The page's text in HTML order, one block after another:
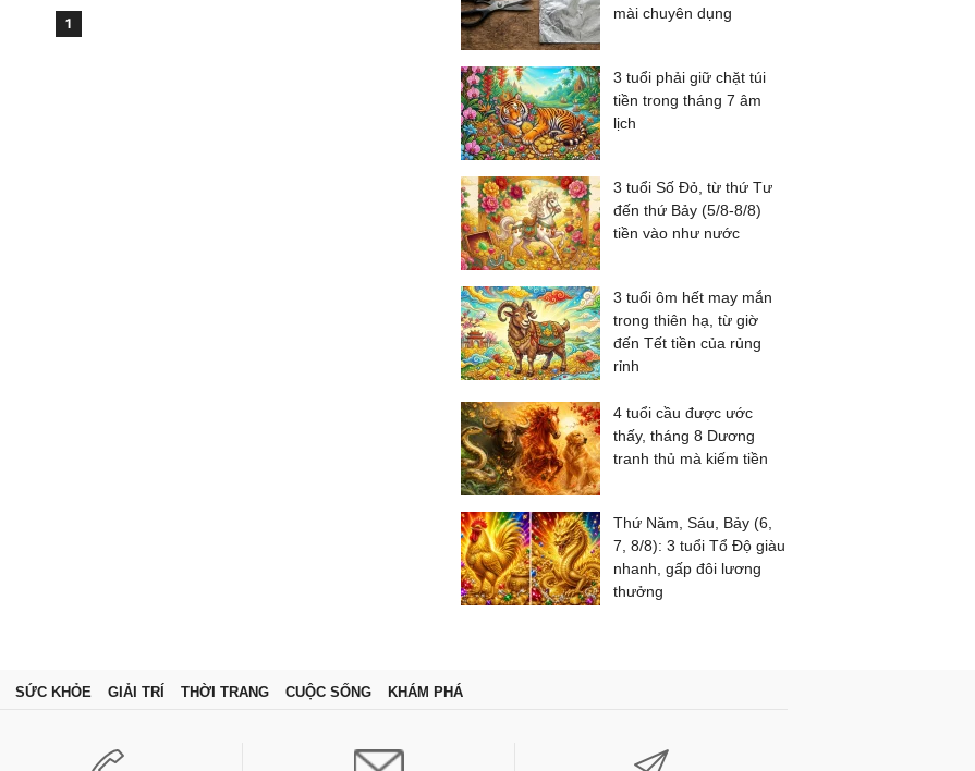
1
mài chuyên dụng
3 tuổi phải giữ chặt túi
tiền trong tháng 7 âm
lịch
3 tuổi Số Đỏ, từ thứ Tư
đến thứ Bảy (5/8-8/8)
tiền vào như nước
3 tuổi ôm hết may mắn
trong thiên hạ, từ giờ
đến Tết tiền của rủng
rỉnh
4 tuổi cầu được ước
thấy, tháng 8 Dương
tranh thủ mà kiếm tiền
Thứ Năm, Sáu, Bảy (6,
7, 8/8): 3 tuổi Tổ Độ giàu
nhanh, gấp đôi lương
thưởng
SỨC KHỎE GIẢI TRÍ THỜI TRANG CUỘC SỐNG KHÁM PHÁ